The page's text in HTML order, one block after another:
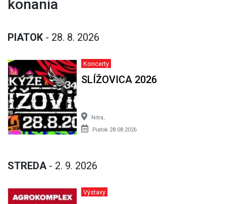
konania
PIATOK - 28. 8. 2026
Koncerty
SLÍŽOVICA 2026
Nitra,
Piatok 28.08.2026
STREDA - 2. 9. 2026
Výstavy